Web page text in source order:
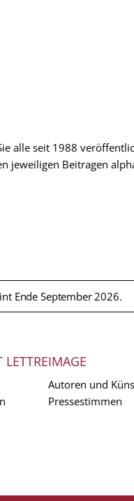
alle seit 1988
jeweiligen Beitragen
Ende September 2026.
LETTREIMAGE
Autoren und
Pressestimmen